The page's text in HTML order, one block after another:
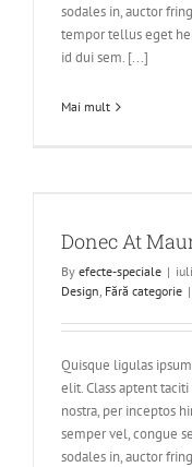
sodales in, auctor
tempor tellus eget
id dui sem. [...]
Mai mult
Donec At
By efecte-speciale |
Design, Fără categorie |
Quisque ligulas
elit. Class aptent
nostra, per inceptos
semper vel, congue
sodales in, auctor